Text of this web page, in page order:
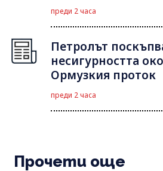
преди 2 часа
Петролът
несигурността
Ормузкия проток
преди 2 часа
Прочети още